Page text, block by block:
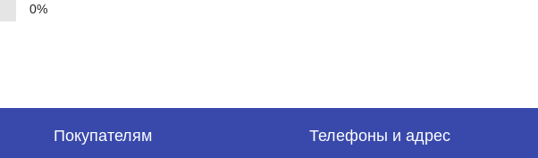
0%
Покупателям Телефоны и адрес